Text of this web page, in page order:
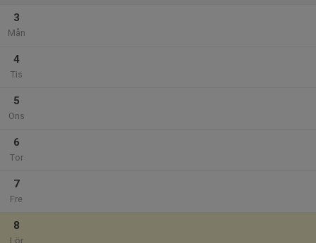
3
Mån
4
Tis
5
Ons
6
Tor
7
Fre
8
Lör